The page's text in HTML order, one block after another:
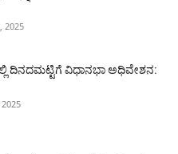
2025
ದಿನದಮಟ್ಟಿಗೆ ವಿಧಾನಭಾ ಅಧಿವೇಶನ: